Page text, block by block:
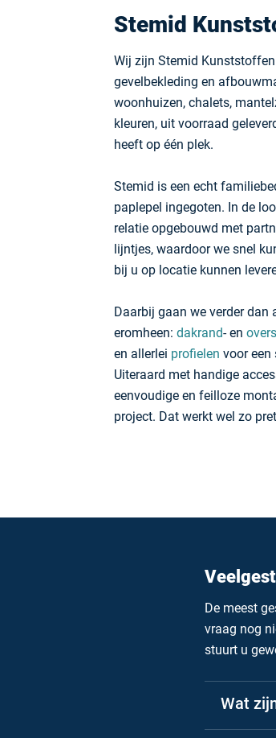
Stemid
Wij zijn Stemid
gevelbekleding en
woonhuizen, chalets,
kleuren, uit voorraad
heeft op één plek.
Stemid is een echt
paplepel ingegoten. In de
relatie opgebouwd met
lijntjes, waardoor we snel
bij u op locatie kunnen
Daarbij gaan we verder dan
eromheen: dakrand- en
en allerlei profielen voor een
Uiteraard met handige
eenvoudige en feilloze
project. Dat werkt wel zo
De meest
vraag nog
stuurt u
Wat